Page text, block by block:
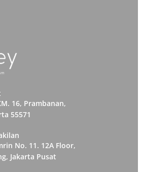
16, Prambanan,
55571
No. 11. 12A Floor,
Jakarta Pusat